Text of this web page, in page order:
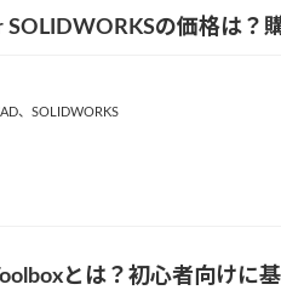
SOLIDWORKSの価格は？
、 SOLIDWORKS
とは？初心者向けに